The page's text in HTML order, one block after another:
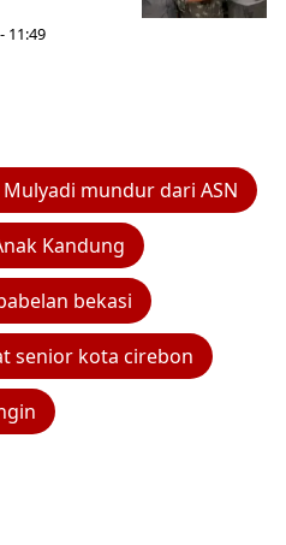
11:49
mundur dari ASN
Kandung
bekasi
senior kota cirebon